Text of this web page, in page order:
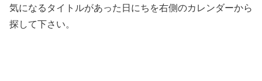
気になるタイトルがあった日にちを右側のカレンダーから
探して下さい。